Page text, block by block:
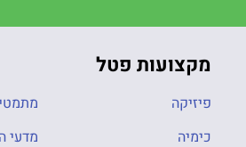
מקצועות פטל
פיזיקה
כימיה
מדעי